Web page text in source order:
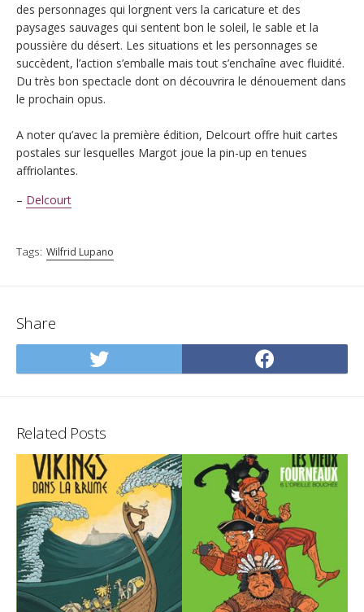
des personnages qui lorgnent vers la caricature et des
paysages sauvages qui sentent bon le soleil, le sable et la
poussière du désert. Les situations et les personnages se
succèdent, l’action s’emballe mais tout s’enchaîne avec fluidité.
Du très bon spectacle dont on découvrira le dénouement dans
le prochain opus.
A noter qu’avec la première édition, Delcourt offre huit cartes
postales sur lesquelles Margot joue la pin-up en tenues
affriolantes.
– Delcourt
Tags: Wilfrid Lupano
Share
Share
on
on
Related Posts